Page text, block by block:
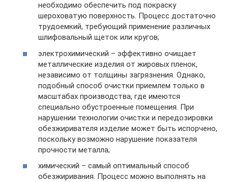
необходимо обеспечить под покраску
шероховатую поверхность. Процесс достаточно
трудоемкий, требующий применение различных
шлифовальный щеток или кругов;
электрохимический – эффективно очищает
металлические изделия от жировых пленок,
независимо от толщины загрязнения. Однако,
подобный способ очистки приемлем только в
масштабах производства, где имеются
специально обустроенные помещения. При
нарушении технологии очистки и передозировки
обезжиривателя изделие может быть испорчено,
поскольку возможно нарушение показателя
прочности металла;
химический – самый оптимальный способ
обезжиривания. Процесс можно выполнять на